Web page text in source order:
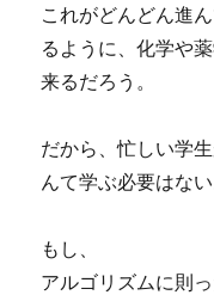
これがどんどん進
るように、化学や
来るだろう。
だから、忙しい学
んて学ぶ必要はない
もし、
アルゴリズムに則